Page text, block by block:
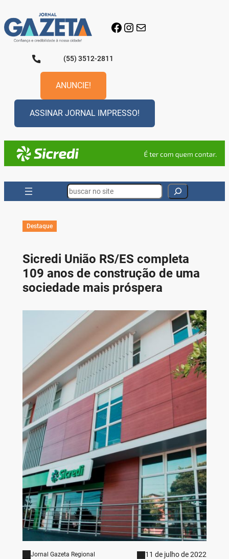
para
o
conteúdo
Facebook
Instagram
E-mail
(55) 3512-2811
ANUNCIE!
ASSINAR JORNAL IMPRESSO!
Search
Destaque
Sicredi União RS/ES completa
109 anos de construção de uma
sociedade mais próspera
Jornal Gazeta Regional 11 de julho de 2022